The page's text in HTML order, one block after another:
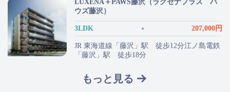
LUXENA＋PAWS藤沢（ラグゼナプラス パ
ウズ藤沢）
3LDK 207,000円
JR 東海道線「藤沢」駅 徒歩12分江ノ島電鉄
「藤沢」駅 徒歩18分
もっと見る